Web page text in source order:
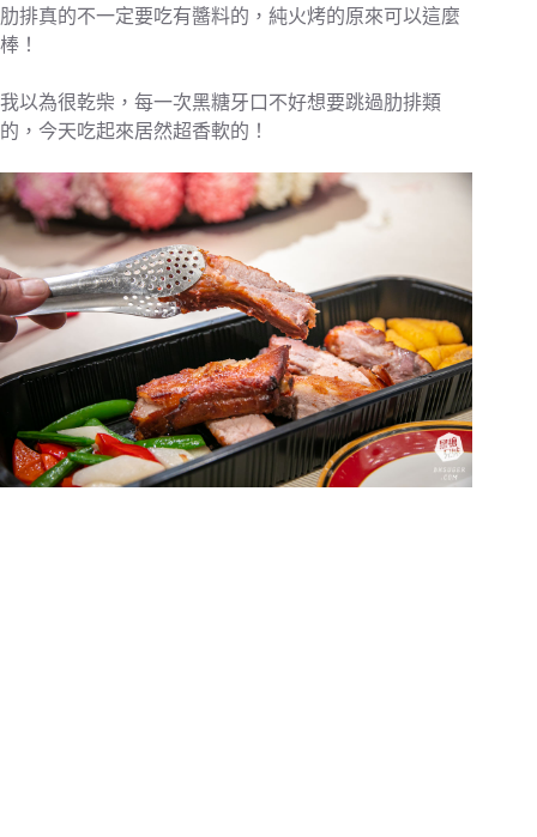
肋排真的不一定要吃有醬料的，純火烤的原來可以這麼
棒！
我以為很乾柴，每一次黑糖牙口不好想要跳過肋排類
的，今天吃起來居然超香軟的！